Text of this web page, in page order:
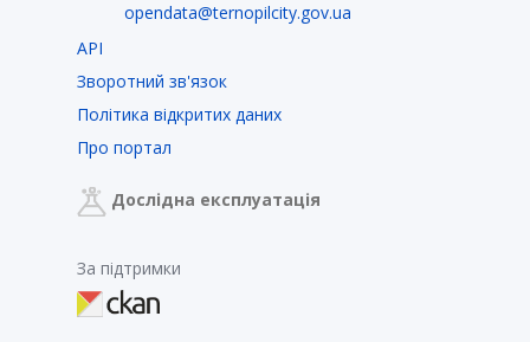
opendata@ternopilcity.gov.ua
API
Зворотний зв'язок
Політика відкритих даних
Про портал
Дослідна експлуатація
За підтримки